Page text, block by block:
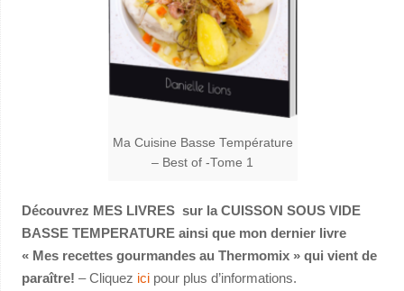
Ma Cuisine Basse Température
– Best of -Tome 1
Découvrez MES LIVRES sur la CUISSON SOUS VIDE
BASSE TEMPERATURE ainsi que mon dernier livre
« Mes recettes gourmandes au Thermomix » qui vient de
paraître! – Cliquez icipour plus d’informations.